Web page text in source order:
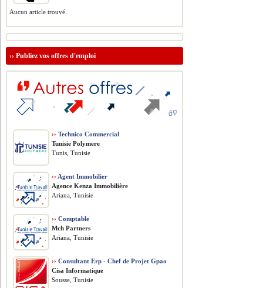
Aucun article trouvé.
››Publiez vos offres d'emploi
›› Technico Commercial
Tunisie Polymere
Tunis, Tunisie
›› Agent Immobilier
Agence Kenza Immobilière
Ariana, Tunisie
›› Comptable
Mch Partners
Ariana, Tunisie
›› Consultant Erp - Chef de Projet Gpao
Cisa Informatique
Sousse, Tunisie